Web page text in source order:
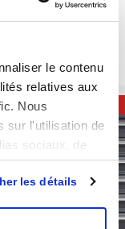
le contenu
relatives aux
Nous
sur l'utilisation de
sociaux, de
celles-ci
avez fournies ou
les détails
10 % de réduction